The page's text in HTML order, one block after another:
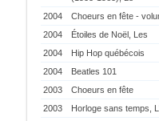
2004
Choeurs en fête -
2004
Étoiles de Noël, Les
2004
Hip Hop québécois
2004
Beatles 101
2003
Choeurs en fête
2003
Horloge sans temps,